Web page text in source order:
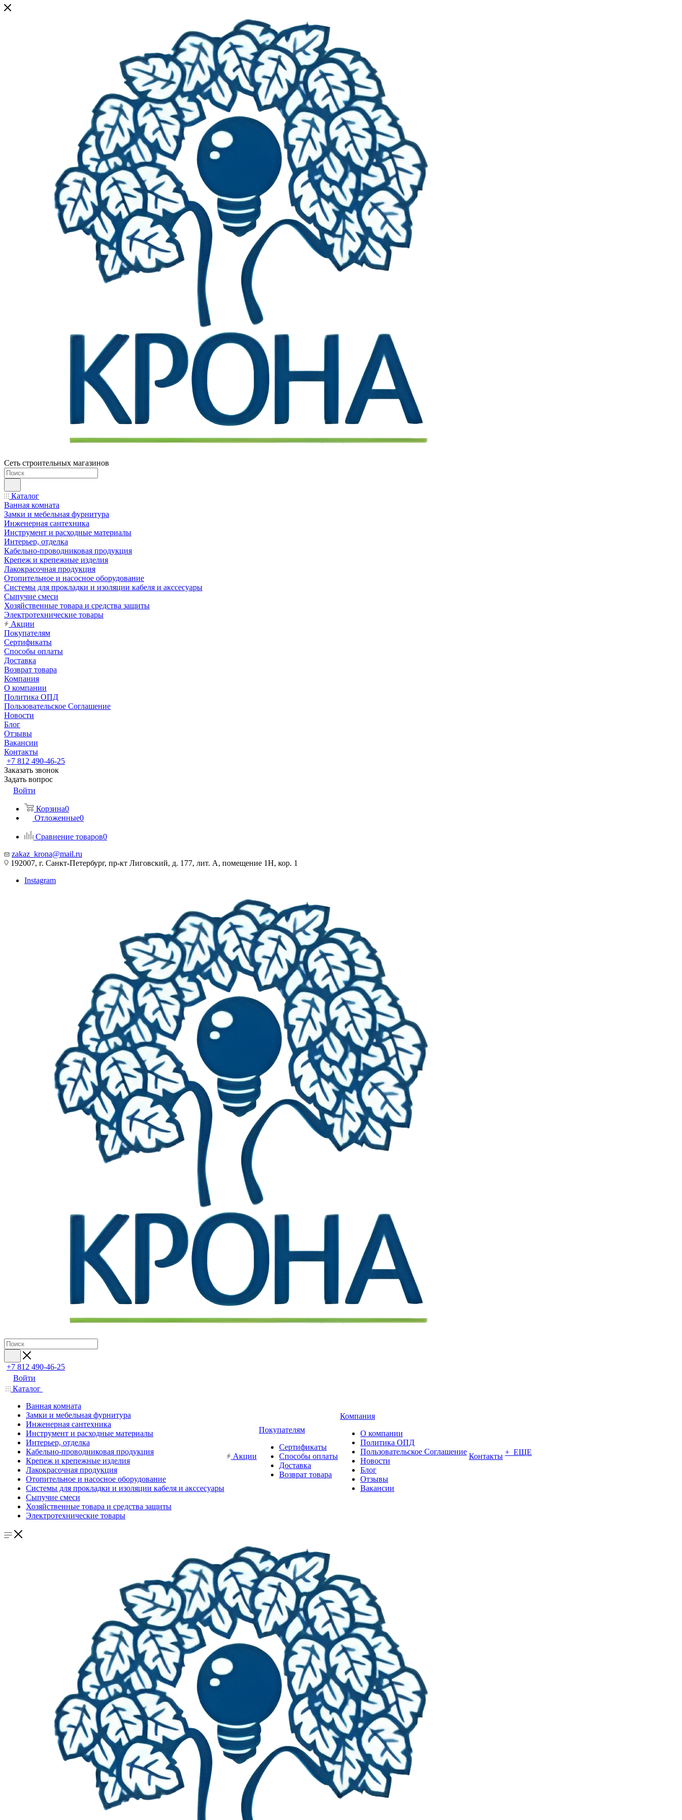
Сеть строительных магазинов
Каталог
Ванная комната
Замки и мебельная фурнитура
Инженерная сантехника
Инструмент и расходные материалы
Интерьер, отделка
Кабельно-проводниковая продукция
Крепеж и крепежные изделия
Лакокрасочная продукция
Отопительное и насосное оборудование
Системы для прокладки и изоляции кабеля и акссесуары
Сыпучие смеси
Хозяйственные товара и средства защиты
Электротехнические товары
Акции
Покупателям
Сертификаты
Способы оплаты
Доставка
Возврат товара
Компания
О компании
Политика ОПД
Пользовательское Соглашение
Новости
Блог
Отзывы
Вакансии
Контакты
+7 812 490-46-25
Заказать звонок
Задать вопрос
Войти
Корзина0
Отложенные0
Сравнение товаров0
zakaz_krona@mail.ru
192007, г. Санкт-Петербург, пр-кт Лиговский, д. 177, лит. А, помещение 1Н, кор. 1
Instagram
+7 812 490-46-25
Войти
Каталог
Ванная комната
Замки и мебельная фурнитура
Инженерная сантехника
Инструмент и расходные материалы
Интерьер, отделка
Кабельно-проводниковая продукция
Крепеж и крепежные изделия
Лакокрасочная продукция
Отопительное и насосное оборудование
Системы для прокладки и изоляции кабеля и акссесуары
Сыпучие смеси
Хозяйственные товара и средства защиты
Электротехнические товары
Акции
Покупателям
Сертификаты
Способы оплаты
Доставка
Возврат товара
Компания
О компании
Политика ОПД
Пользовательское Соглашение
Новости
Блог
Отзывы
Вакансии
Контакты + ЕЩЕ